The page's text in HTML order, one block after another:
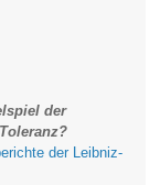
der
der Leibniz-